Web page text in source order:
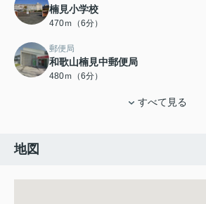
楠見小学校
470ｍ（6分）
郵便局
和歌山楠見中郵便局
480ｍ（6分）
すべて見る
地図